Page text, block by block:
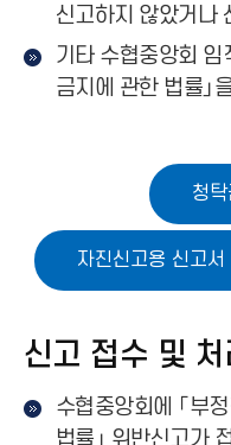
신고하지 않았거나
기타 수협중앙회 임
금지에 관한 법률」
청
자진신고용 신고서
신고 접수 및
수협중앙회에 「부
법률」 위반신고가